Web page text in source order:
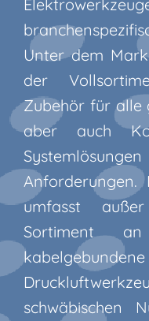
Unter dem
der
Zubehör für alle
aber auch
umfasst
Sortiment
schwäbischen